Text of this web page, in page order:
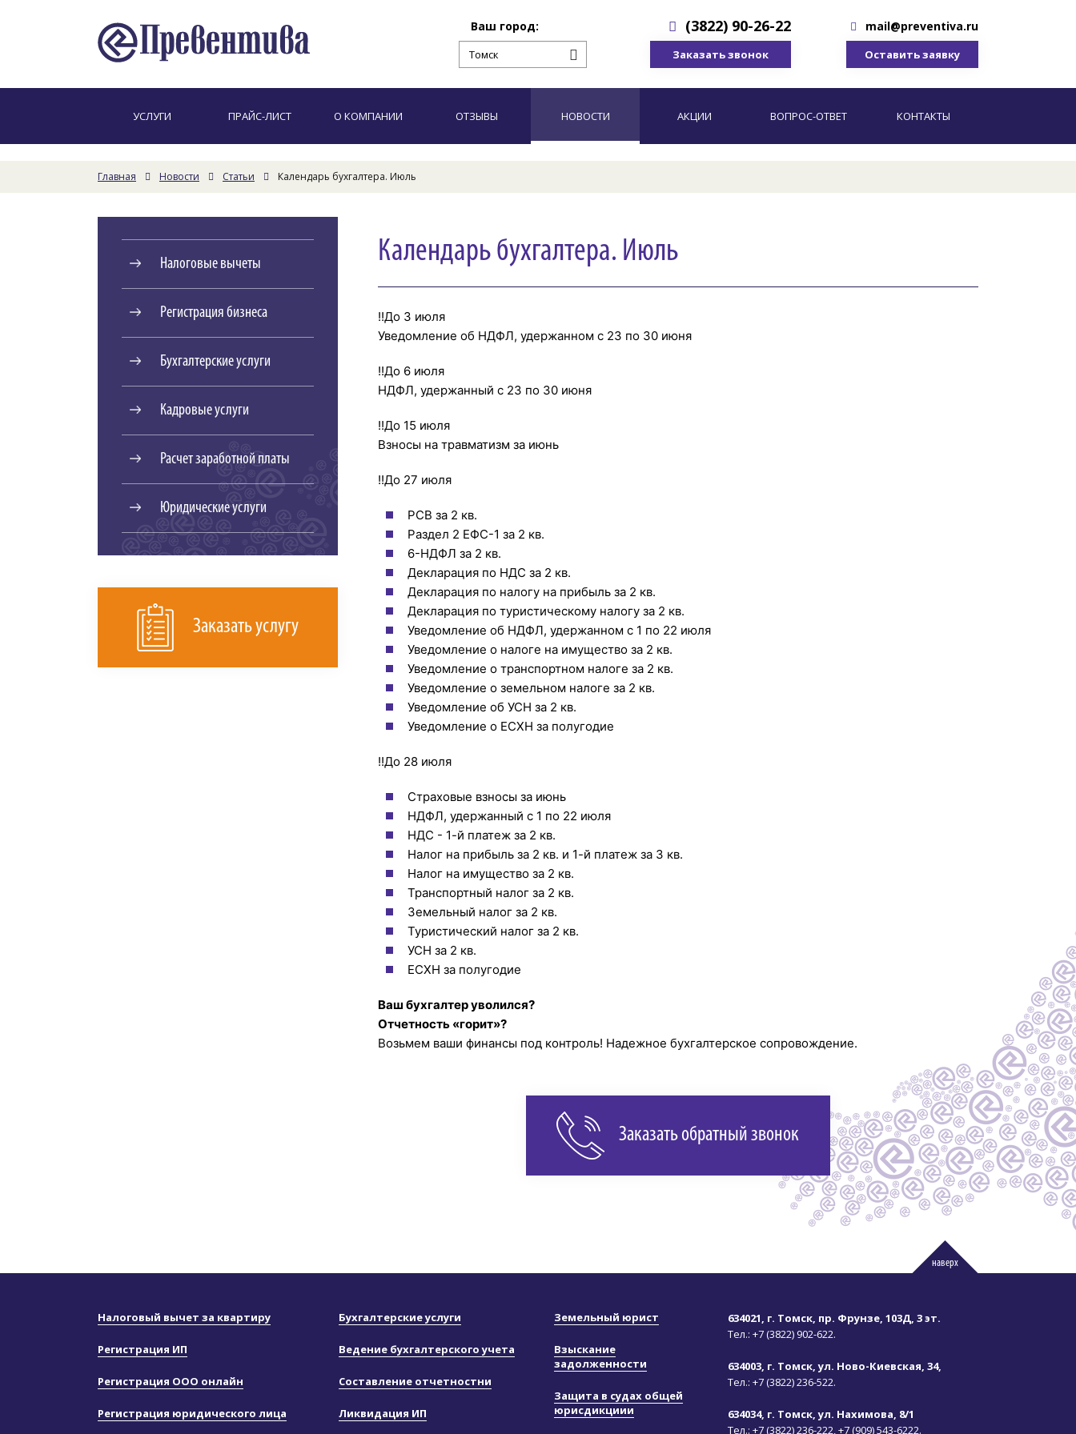
Ваш город: (3822) 90-26-22
Заказать звонок
mail@preventiva.ru
Оставить заявку
УСЛУГИ ПРАЙС-ЛИСТ О КОМПАНИИ ОТЗЫВЫ НОВОСТИ АКЦИИ ВОПРОС-ОТВЕТ КОНТАКТЫ
Главная Новости Статьи Календарь бухгалтера. Июль
Налоговые вычеты
Регистрация бизнеса
Бухгалтерские услуги
Кадровые услуги
Расчет заработной платы
Юридические услуги
Заказать услугу
Календарь бухгалтера. Июль
!!До 3 июля
Уведомление об НДФЛ, удержанном с 23 по 30 июня
!!До 6 июля
НДФЛ, удержанный с 23 по 30 июня
!!До 15 июля
Взносы на травматизм за июнь
!!До 27 июля
РСВ за 2 кв.
Раздел 2 ЕФС-1 за 2 кв.
6-НДФЛ за 2 кв.
Декларация по НДС за 2 кв.
Декларация по налогу на прибыль за 2 кв.
Декларация по туристическому налогу за 2 кв.
Уведомление об НДФЛ, удержанном с 1 по 22 июля
Уведомление о налоге на имущество за 2 кв.
Уведомление о транспортном налоге за 2 кв.
Уведомление о земельном налоге за 2 кв.
Уведомление об УСН за 2 кв.
Уведомление о ЕСХН за полугодие
!!До 28 июля
Страховые взносы за июнь
НДФЛ, удержанный с 1 по 22 июля
НДС - 1-й платеж за 2 кв.
Налог на прибыль за 2 кв. и 1-й платеж за 3 кв.
Налог на имущество за 2 кв.
Транспортный налог за 2 кв.
Земельный налог за 2 кв.
Туристический налог за 2 кв.
УСН за 2 кв.
ЕСХН за полугодие
Ваш бухгалтер уволился?
Отчетность «горит»?
Возьмем ваши финансы под контроль! Надежное бухгалтерское сопровождение.
Заказать обратный звонок
наверх
Налоговый вычет за квартиру
Регистрация ИП
Регистрация ООО онлайн
Регистрация юридического лица
Бухгалтерские услуги
Ведение бухгалтерского учета
Составление отчетностни
Ликвидация ИП
Земельный юрист
Взыскание
задолженности
Защита в судах общей
юрисдикциии
634021, г. Томск, пр. Фрунзе, 103Д, 3 эт.
Тел.: +7 (3822) 902-622.
634003, г. Томск, ул. Ново-Киевская, 34,
Тел.: +7 (3822) 236-522.
634034, г. Томск, ул. Нахимова, 8/1
Тел.: +7 (3822) 236-222,+7 (909) 543-6222.